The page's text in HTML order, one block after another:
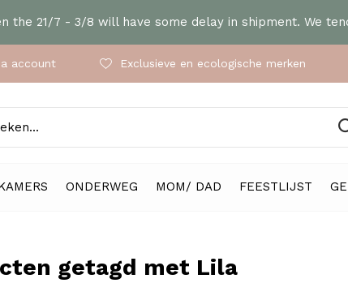
ONDERWEG MOM/ DAD FEESTLIJST
account Exclusieve en ecologische merken
the 21/7 - 3/8 will have some delay in shipment. We
getagd met Lila